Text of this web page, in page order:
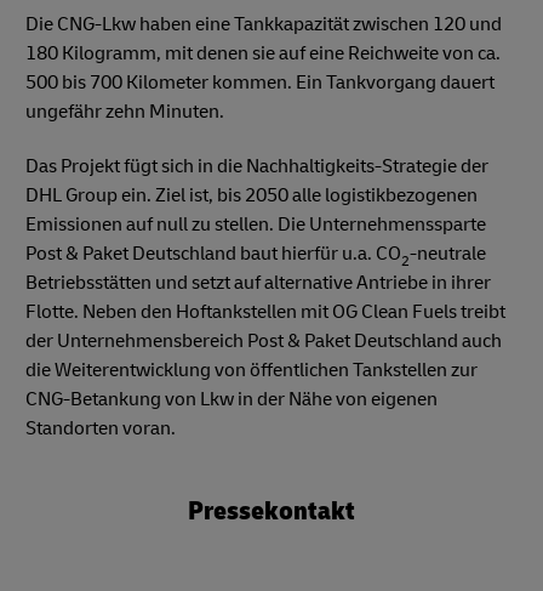
Die CNG-Lkw haben eine Tankkapazität zwischen 120 und
180 Kilogramm, mit denen sie auf eine Reichweite von ca.
500 bis 700 Kilometer kommen. Ein Tankvorgang dauert
ungefähr zehn Minuten.
Das Projekt fügt sich in die Nachhaltigkeits-Strategie der
DHL Group ein. Ziel ist, bis 2050 alle logistikbezogenen
Emissionen auf null zu stellen. Die Unternehmenssparte
Post & Paket Deutschland baut hierfür u.a. CO2-neutrale
Betriebsstätten und setzt auf alternative Antriebe in ihrer
Flotte. Neben den Hoftankstellen mit OG Clean Fuels treibt
der Unternehmensbereich Post & Paket Deutschland auch
die Weiterentwicklung von öffentlichen Tankstellen zur
CNG-Betankung von Lkw in der Nähe von eigenen
Standorten voran.
Pressekontakt